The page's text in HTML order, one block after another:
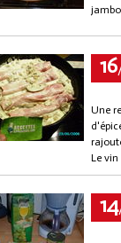
16
Une
Le
14